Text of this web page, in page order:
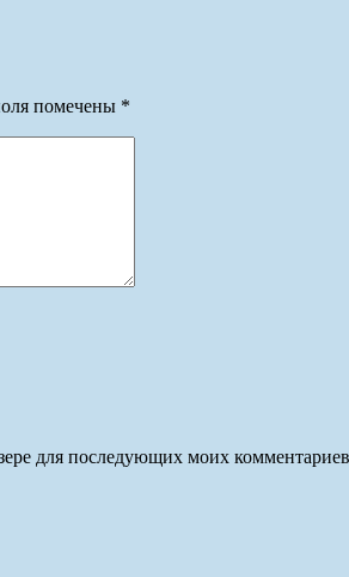
помечены *
для последующих моих